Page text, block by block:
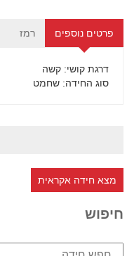
פרטים נוספים רמז
דרגת קושי: קשה
סוג החידה: שחמט
מצא חידה אקראית
חיפוש